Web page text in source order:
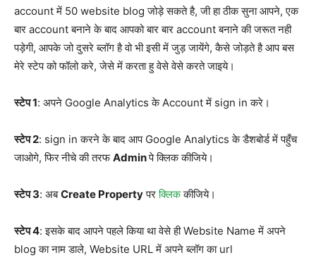
account में 50 website blog जोड़े सकते है, जी हा ठीक सुना आपने, एक
बार account बनाने के बाद आपको बार बार account बनाने की जरूत नही
पड़ेगी, आपके जो दुसरे ब्लॉग है वो भी इसी में जुड़ जायेंगे, कैसे जोड़ते है आप बस
मेरे स्टेप को फॉलो करे, जेसे में करता हु वेसे वेसे करते जाइये।
स्टेप 1: अपने Google Analytics के Account में sign in करे।
स्टेप 2: sign in करने के बाद आप Google Analytics के डैशबोर्ड में पहुँच
जाओगे, फिरनीचे की तरफAdminपे क्लिक कीजिये।
स्टेप 3: अबCreate Propertyपरक्लिककीजिये।
स्टेप 4: इसके बाद आपने पहले किया था वेसे ही Website Name में अपने
blog का नाम डाले, Website URL में अपने ब्लॉग का url